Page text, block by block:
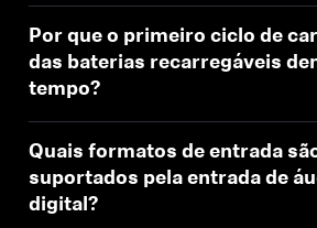
Por que o primeiro ciclo de
das baterias recarregáveis
tempo?
Quais formatos de entrada
suportados pela entrada de
digital?